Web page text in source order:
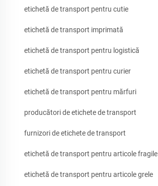
etichetă de transport pentru cutie
etichetă de transport imprimată
etichetă de transport pentru logistică
etichetă de transport pentru curier
etichetă de transport pentru mărfuri
producători de etichete de transport
furnizori de etichete de transport
etichetă de transport pentru articole fragile
etichetă de transport pentru articole grele